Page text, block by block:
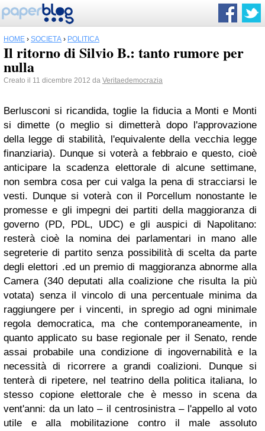
HOME › SOCIETÀ › POLITICA
Il ritorno di Silvio B.: tanto rumore per
nulla
Creato il 11 dicembre 2012 da Veritaedemocrazia
Berlusconi si ricandida, toglie la fiducia a Monti e Monti
si dimette (o meglio si dimetterà dopo l'approvazione
della legge di stabilità, l'equivalente della vecchia legge
finanziaria). Dunque si voterà a febbraio e questo, cioè
anticipare la scadenza elettorale di alcune settimane,
non sembra cosa per cui valga la pena di stracciarsi le
vesti. Dunque si voterà con il Porcellum nonostante le
promesse e gli impegni dei partiti della maggioranza di
governo (PD, PDL, UDC) e gli auspici di Napolitano:
resterà cioè la nomina dei parlamentari in mano alle
segreterie di partito senza possibilità di scelta da parte
degli elettori .ed un premio di maggioranza abnorme alla
Camera (340 deputati alla coalizione che risulta la più
votata) senza il vincolo di una percentuale minima da
raggiungere per i vincenti, in spregio ad ogni minimale
regola democratica, ma che contemporaneamente, in
quanto applicato su base regionale per il Senato, rende
assai probabile una condizione di ingovernabilità e la
necessità di ricorrere a grandi coalizioni. Dunque si
tenterà di ripetere, nel teatrino della politica italiana, lo
stesso copione elettorale che è messo in scena da
vent'anni: da un lato – il centrosinistra – l'appello al voto
utile e alla mobilitazione contro il male assoluto